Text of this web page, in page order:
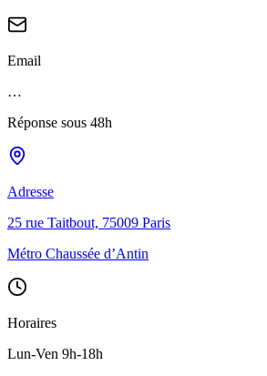
Email
…
Réponse sous 48h
Adresse
25 rue Taitbout, 75009 Paris
Métro Chaussée d’Antin
Horaires
Lun-Ven 9h-18h